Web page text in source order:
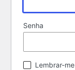
Senha
Lembrar-me